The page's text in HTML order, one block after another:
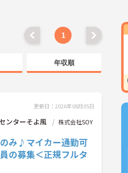
1
年収順
更新日：2026年08月05日
ンターそよ風
株式会社SOY
のみ♪マイカー通勤可
の募集＜正規フルタ